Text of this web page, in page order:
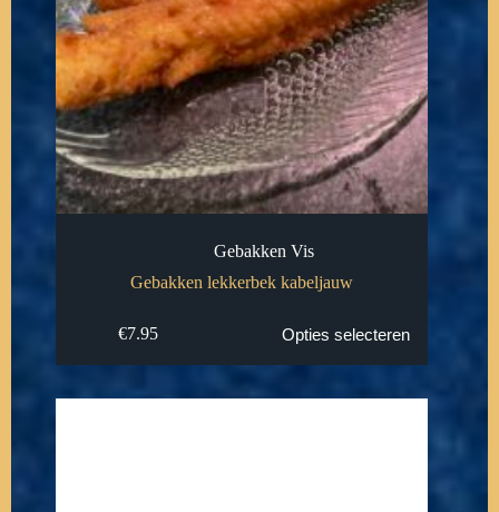
Gebakken Vis
Gebakken lekkerbek kabeljauw
€7.95 Opties selecteren